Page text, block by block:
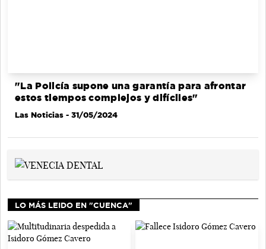
"La Policía supone una garantía para afrontar
estos tiempos complejos y difíciles"
Las Noticias - 31/05/2024
LO MÁS LEIDO EN "CUENCA"